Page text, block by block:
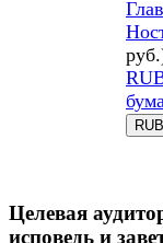
руб.
Целевая
исповедь и